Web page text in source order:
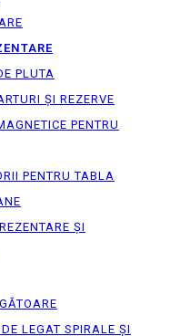
PLUTA
ȘI REZERVE
PENTRU
PENTRU TABLA
ȘI
LEGAT SPIRALE ȘI